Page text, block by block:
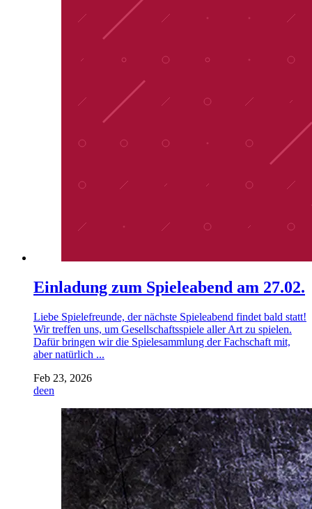
Einladung zum Spieleabend am 27.02.
Liebe Spielefreunde, der nächste Spieleabend findet bald statt!
Wir treffen uns, um Gesellschaftsspiele aller Art zu spielen.
Dafür bringen wir die Spielesammlung der Fachschaft mit,
aber natürlich ...
Feb 23, 2026
deen